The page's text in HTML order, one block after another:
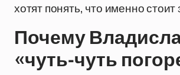
хотят понять, что именно
Почему
«чуть-чуть